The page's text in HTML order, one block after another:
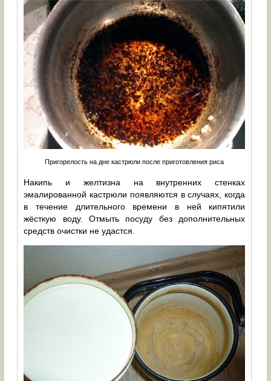
Пригорелость на дне кастрюли после приготовления риса
Накипь и желтизна на внутренних стенках
эмалированной кастрюли появляются в случаях, когда
в течение длительного времени в ней кипятили
жёсткую воду. Отмыть посуду без дополнительных
средств очистки не удастся.